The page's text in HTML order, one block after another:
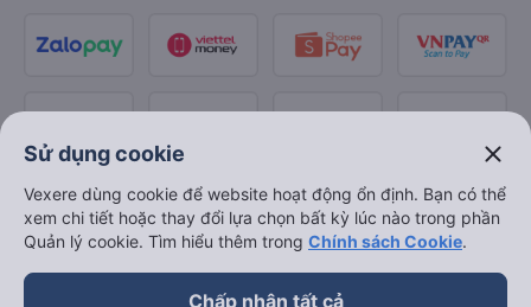
Sử dụng cookie close
Vexere dùng cookie để website hoạt động ổn định. Bạn có thể
xem chi tiết hoặc thay đổi lựa chọn bất kỳ lúc nào trong phần
Quản lý cookie. Tìm hiểu thêm trong Chính sách Cookie.
Chấp nhận tất cả